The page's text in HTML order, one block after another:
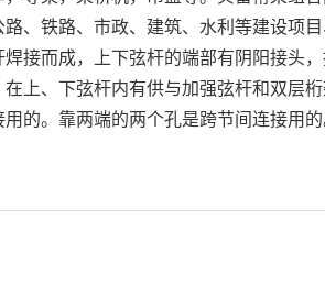
、铁路、市政、建筑、水利等建设项
而成，上下弦杆的端部有阴阳接头
上、下弦杆内有供与加强弦杆和双层
的。靠两端的两个孔是跨节间连接用